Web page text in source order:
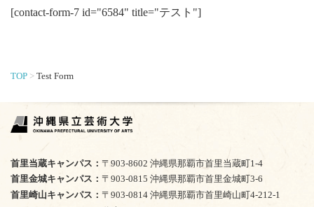
[contact-form-7 id="6584" title="テスト"]
TOP Test Form
首里当蔵キャンパス
〒903-8602 沖縄県那覇市首里当蔵町1-4
首里金城キャンパス
〒903-0815 沖縄県那覇市首里金城町3-6
首里崎山キャンパス
〒903-0814 沖縄県那覇市首里崎山町4-212-1